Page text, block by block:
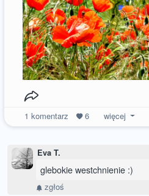
1 komentarz 6 więcej
Eva T.
glebokie westchnienie :)
zgłoś